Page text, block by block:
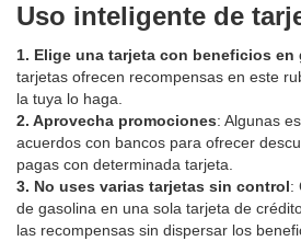
Uso inteligente de
1. Elige una tarjeta con beneficios en
tarjetas ofrecen recompensas en este
la tuya lo haga.
2. Aprovecha promociones: Algunas
acuerdos con bancos para ofrecer
pagas con determinada tarjeta.
3. No uses varias tarjetas sin control:
de gasolina en una sola tarjeta de
las recompensas sin dispersar los